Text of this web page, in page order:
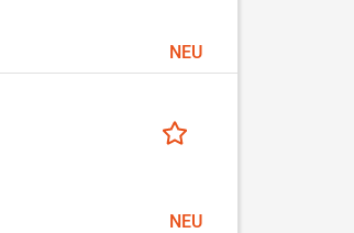
NEU
NEU